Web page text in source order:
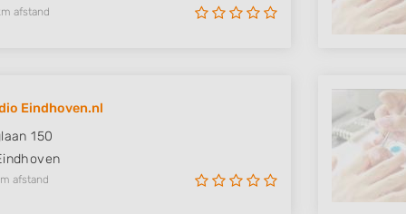
afstand
Eindhoven.nl
150
afstand